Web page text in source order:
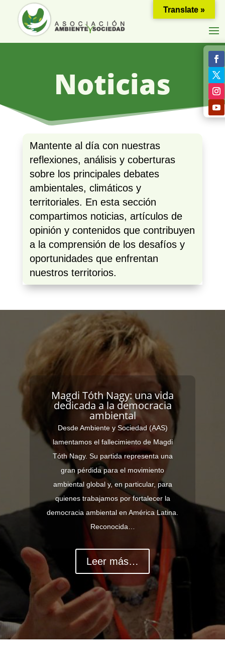
Noticias
Mantente al día con nuestras
reflexiones, análisis y coberturas
sobre los principales debates
ambientales, climáticos y
territoriales. En esta sección
compartimos noticias, artículos de
opinión y contenidos que contribuyen
a la comprensión de los desafíos y
oportunidades que enfrentan
nuestros territorios.
Magdi Tóth Nagy: una vida
dedicada a la democracia
ambiental
Desde Ambiente y Sociedad (AAS)
lamentamos el fallecimiento de Magdi
Tóth Nagy. Su partida representa una
gran pérdida para el movimiento
ambiental global y, en particular, para
quienes trabajamos por fortalecer la
democracia ambiental en América Latina.
Reconocida…
Leer más…
Translate »